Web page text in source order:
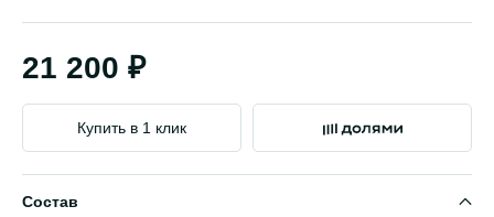
21 200 ₽
Купить в 1 клик
Состав